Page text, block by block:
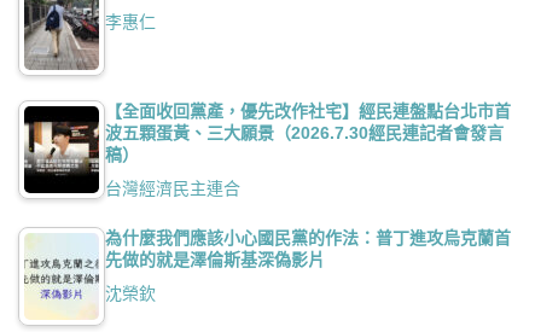
李惠仁
【全面收回黨產，優先改作社宅】經民連盤點台北市首
波五顆蛋黃、三大願景（2026.7.30經民連記者會發言
稿）
台灣經濟民主連合
為什麼我們應該小心國民黨的作法：普丁進攻烏克蘭首
先做的就是澤倫斯基深偽影片
沈榮欽